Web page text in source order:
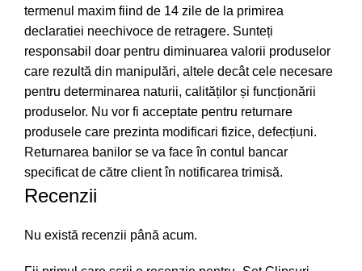
termenul maxim fiind de 14 zile de la primirea
declaratiei neechivoce de retragere. Sunteți
responsabil doar pentru diminuarea valorii produselor
care rezultă din manipulări, altele decât cele necesare
pentru determinarea naturii, calităților și funcționării
produselor. Nu vor fi acceptate pentru returnare
produsele care prezinta modificari fizice, defecțiuni.
Returnarea banilor se va face în contul bancar
specificat de către client în notificarea trimisă.
Recenzii
Nu există recenzii până acum.